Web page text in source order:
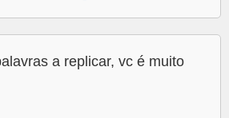
a replicar, vc é muito